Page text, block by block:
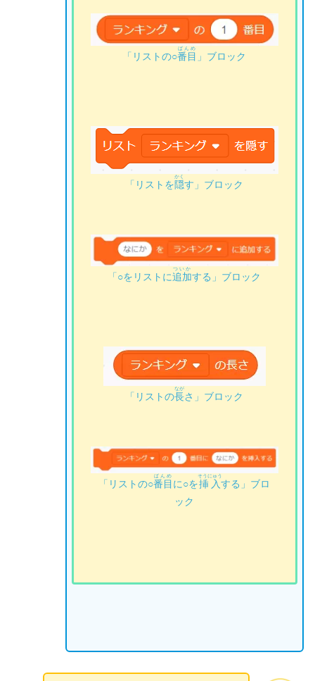
「リストの○番目
ばんめ
」ブロック
「リストを隠
かく
す」ブロック
「○をリストに追加
ついか
する」ブロック
「リストの長
なが
さ」ブロック
「リストの○番目
ばんめ
に○を挿入
そうにゅう
する」ブロ
ック